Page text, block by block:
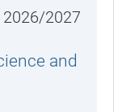
2026/2027
and